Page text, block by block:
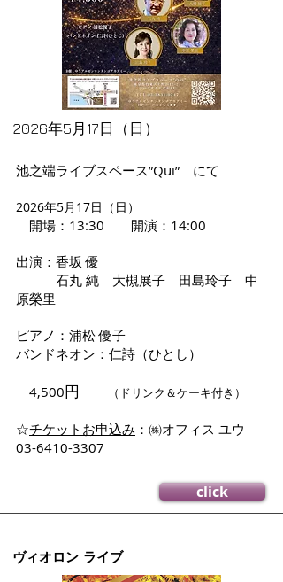
2026年5月17日（日）
池之端ライブスペース”Qui” にて
2026年5月17日（日）
開場：13:30 開演：14:00
出演：香坂 優
石丸 純 大槻展子 田島玲子 中
原榮里
ピアノ：浦松 優子
バンドネオン：仁詩（ひとし）
4,500円 （ドリンク＆ケーキ付き）
​☆チケットお申込み ：㈱オフィス ユウ
03-6410-3307
click
ヴィオロン ライブ